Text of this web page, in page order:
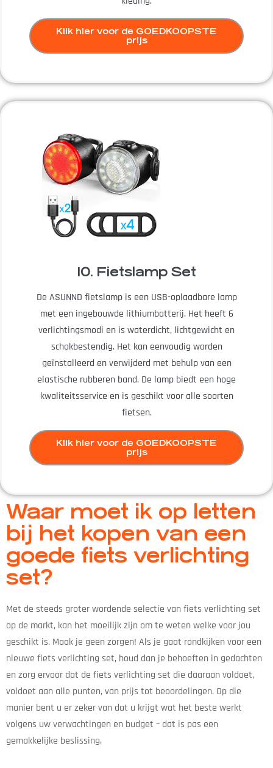
Klik hier voor de GOEDKOOPSTE
prijs
10. Fietslamp Set
De ASUNND fietslamp is een USB-oplaadbare lamp
met een ingebouwde lithiumbatterij. Het heeft 6
verlichtingsmodi en is waterdicht, lichtgewicht en
schokbestendig. Het kan eenvoudig worden
geïnstalleerd en verwijderd met behulp van een
elastische rubberen band. De lamp biedt een hoge
kwaliteitsservice en is geschikt voor alle soorten
fietsen.
Klik hier voor de GOEDKOOPSTE
prijs
Waar moet ik op letten
bij het kopen van een
goede fiets verlichting
set?
Met de steeds groter wordende selectie van fiets verlichting set
op de markt, kan het moeilijk zijn om te weten welke voor jou
geschikt is. Maak je geen zorgen! Als je gaat rondkijken voor een
nieuwe fiets verlichting set, houd dan je behoeften in gedachten
en zorg ervoor dat de fiets verlichting set die daaraan voldoet,
voldoet aan alle punten, van prijs tot beoordelingen. Op die
manier bent u er zeker van dat u krijgt wat het beste werkt
volgens uw verwachtingen en budget – dat is pas een
gemakkelijke beslissing.